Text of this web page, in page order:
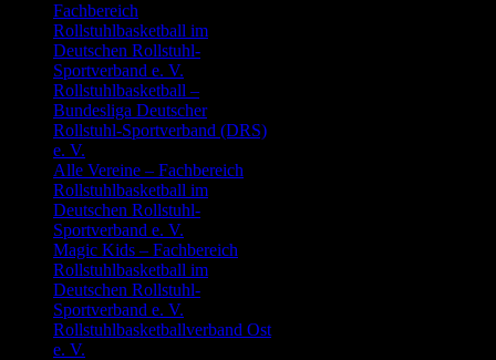
Fachbereich
Rollstuhlbasketball im
Deutschen Rollstuhl-
Sportverband e. V.
Rollstuhlbasketball –
Bundesliga Deutscher
Rollstuhl-Sportverband (DRS)
e. V.
Alle Vereine – Fachbereich
Rollstuhlbasketball im
Deutschen Rollstuhl-
Sportverband e. V.
Magic Kids – Fachbereich
Rollstuhlbasketball im
Deutschen Rollstuhl-
Sportverband e. V.
Rollstuhlbasketballverband Ost
e. V.